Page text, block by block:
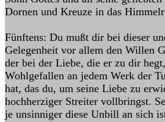
Dornen und Kreuze in das
Fünftens: Du mußt dir bei dieser
Gelegenheit vor allem den Willen
der bei der Liebe, die er zu dir
Wohlgefallen an jedem Werk der
hat, das du, um seine Liebe zu
hochherziger Streiter vollbringst.
je unsinniger diese Unbill an sich